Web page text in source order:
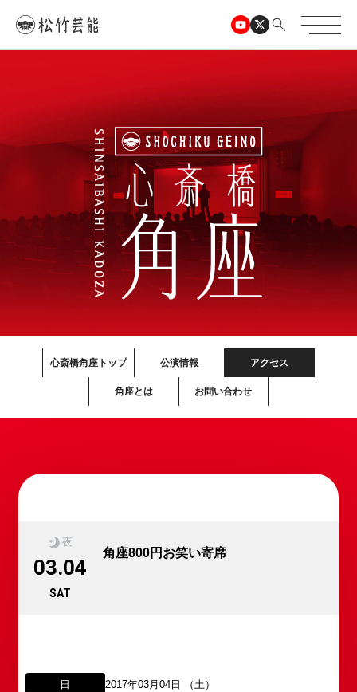
心斎橋角座トップ 公演情報 アクセス
角座とは お問い合わせ
夜
03.04
SAT
角座800円お笑い寄席
日 2017年03月04日 （土）